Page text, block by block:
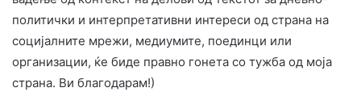
политички и интерпретативни интереси од страна на
социјалните мрежи, медиумите, поединци или
организации, ќе биде правно гонета со тужба од моја
страна. Ви благодарам!)